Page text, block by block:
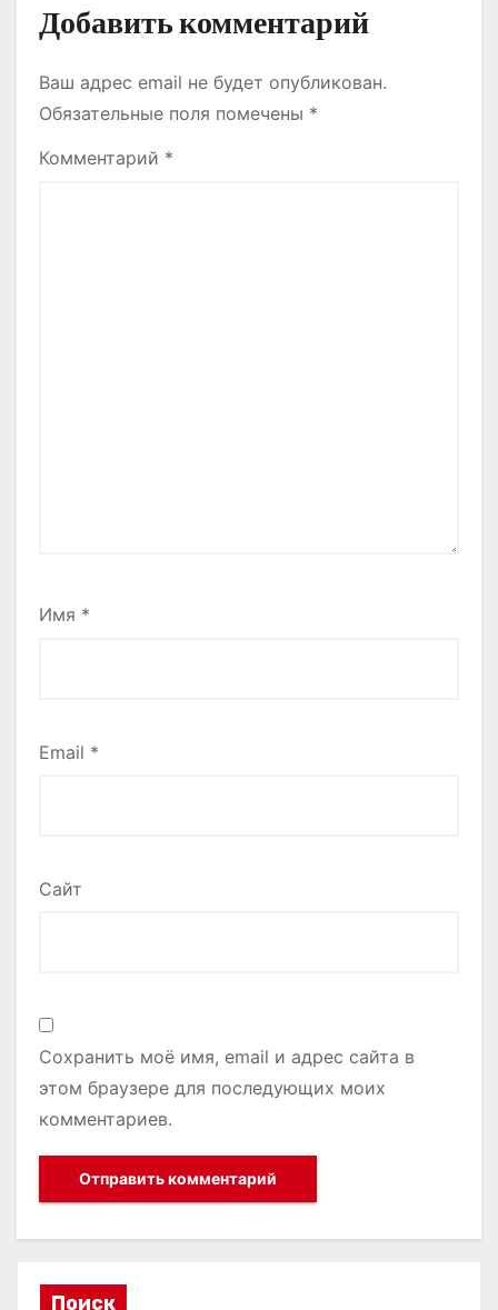
Добавить комментарий
Ваш адрес email не будет опубликован.
Обязательные поля помечены *
Комментарий *
Имя *
Email *
Сайт
Сохранить моё имя, email и адрес сайта в
этом браузере для последующих моих
комментариев.
Поиск